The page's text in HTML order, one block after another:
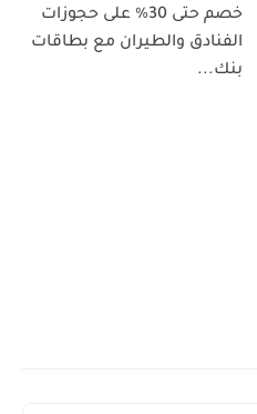
خصم حتى 30% على حجوزات
الفنادق والطيران مع بطاقات
بنك...